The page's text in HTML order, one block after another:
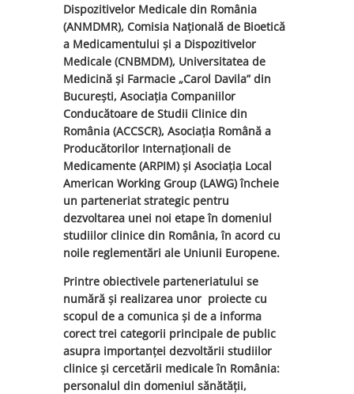
Dispozitivelor Medicale din România
(ANMDMR), Comisia Națională de Bioetică
a Medicamentului și a Dispozitivelor
Medicale (CNBMDM), Universitatea de
Medicină şi Farmacie „Carol Davila” din
București, Asociația Companiilor
Conducătoare de Studii Clinice din
România (ACCSCR), Asociația Română a
Producătorilor Internaționali de
Medicamente (ARPIM) și Asociația Local
American Working Group (LAWG) încheie
un parteneriat strategic pentru
dezvoltarea unei noi etape în domeniul
studiilor clinice din România, în acord cu
noile reglementări ale Uniunii Europene.
Printre obiectivele parteneriatului se
numără și realizarea unor proiecte cu
scopul de a comunica și de a informa
corect trei categorii principale de public
asupra importanței dezvoltării studiilor
clinice și cercetării medicale în România:
personalul din domeniul sănătății,